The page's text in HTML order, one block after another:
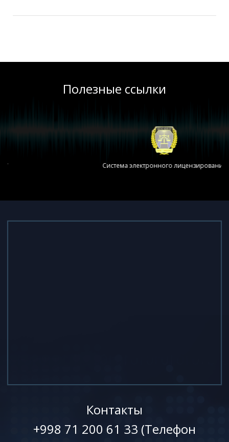
Полезные ссылки
Система электронного лицензирования
Контакты
+998 71 200 61 33 (Телефон